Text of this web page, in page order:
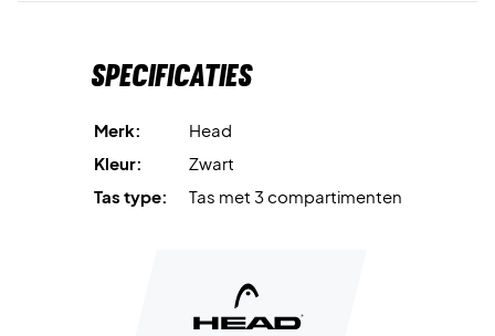
comfortabele rugzakriemen of via het handvat aan de
Kom scherp aan op de padelbaan met deze padeltas -
koop hem vandaag nog!
Afmetingen: 60 x 29 x 41,5 cm
Specificaties
Merk:
Head
Kleur:
Zwart
Tas type:
Tas met 3 compartimenten